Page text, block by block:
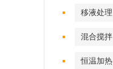
移液处理
混合搅拌
恒温加热